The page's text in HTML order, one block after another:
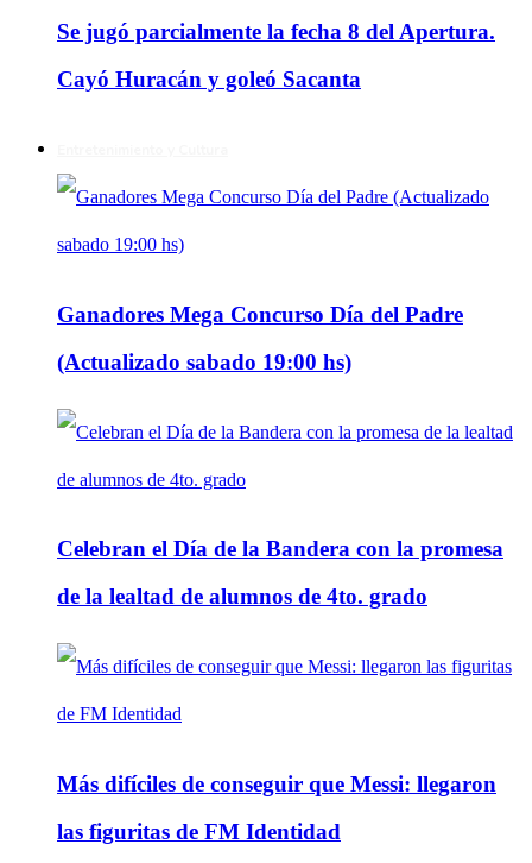
Se jugó parcialmente la fecha 8 del Apertura.
Cayó Huracán y goleó Sacanta
Ganadores Mega Concurso Día del Padre
(Actualizado sabado 19:00 hs)
Celebran el Día de la Bandera con la promesa
de la lealtad de alumnos de 4to. grado
Más difíciles de conseguir que Messi: llegaron
las figuritas de FM Identidad